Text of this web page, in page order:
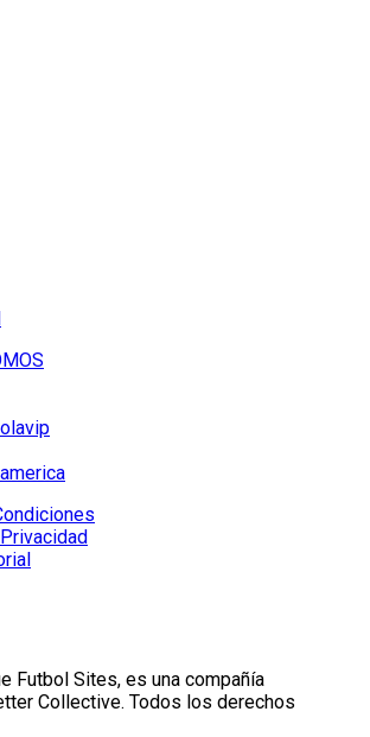
Futbol Sites, es una compañía
Collective. Todos los derechos